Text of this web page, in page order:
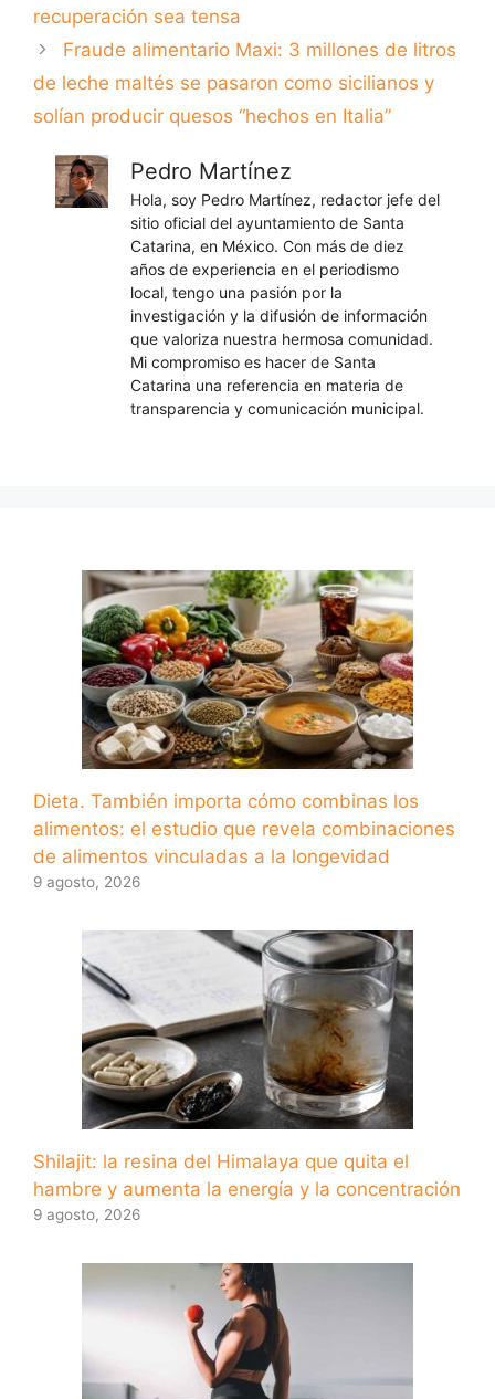
recuperación sea tensa
Fraude alimentario Maxi: 3 millones de litros
de leche maltés se pasaron como sicilianos y
solían producir quesos “hechos en Italia”
Pedro Martínez
Hola, soy Pedro Martínez, redactor jefe del
sitio oficial del ayuntamiento de Santa
Catarina, en México. Con más de diez
años de experiencia en el periodismo
local, tengo una pasión por la
investigación y la difusión de información
que valoriza nuestra hermosa comunidad.
Mi compromiso es hacer de Santa
Catarina una referencia en materia de
transparencia y comunicación municipal.
Dieta. También importa cómo combinas los
alimentos: el estudio que revela combinaciones
de alimentos vinculadas a la longevidad
9 agosto, 2026
Shilajit: la resina del Himalaya que quita el
hambre y aumenta la energía y la concentración
9 agosto, 2026